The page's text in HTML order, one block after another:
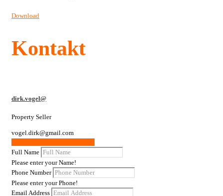
Download
Kontakt
dirk.vogel@
Property Seller
vogel.dirk@gmail.com
Full Name
Please enter your Name!
Phone Number
Please enter your Phone!
Email Address